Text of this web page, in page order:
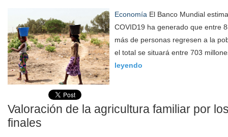
Economía El Banco Mundial
COVID19 ha generado que entre
más de personas regresen a la
el total se situará entre 703
leyendo
Valoración de la agricultura familiar por
finales